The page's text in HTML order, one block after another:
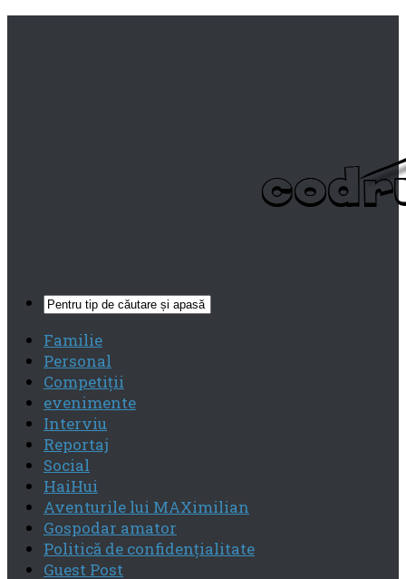
Familie
Personal
Competiţii
evenimente
Interviu
Reportaj
Social
HaiHui
Aventurile lui MAXimilian
Gospodar amator
Politică de confidenţialitate
Guest Post